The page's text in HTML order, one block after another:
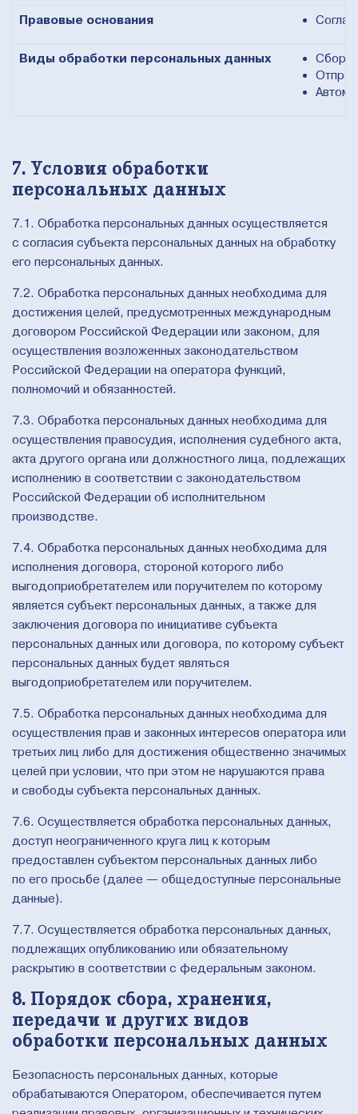
Правовые основания
Виды обработки персональных данных
Сбор,
7. Условия обработки
персональных данных
7.1. Обработка персональных данных осуществляется
с согласия субъекта персональных данных на обработку
его персональных данных.
7.2. Обработка персональных данных необходима для
достижения целей, предусмотренных международным
договором Российской Федерации или законом, для
осуществления возложенных законодательством
Российской Федерации на оператора функций,
полномочий и обязанностей.
7.3. Обработка персональных данных необходима для
осуществления правосудия, исполнения судебного акта,
акта другого органа или должностного лица, подлежащих
исполнению в соответствии с законодательством
Российской Федерации об исполнительном
производстве.
7.4. Обработка персональных данных необходима для
исполнения договора, стороной которого либо
выгодоприобретателем или поручителем по которому
является субъект персональных данных, а также для
заключения договора по инициативе субъекта
персональных данных или договора, по которому субъект
персональных данных будет являться
выгодоприобретателем или поручителем.
7.5. Обработка персональных данных необходима для
осуществления прав и законных интересов оператора или
третьих лиц либо для достижения общественно значимых
целей при условии, что при этом не нарушаются права
и свободы субъекта персональных данных.
7.6. Осуществляется обработка персональных данных,
доступ неограниченного круга лиц к которым
предоставлен субъектом персональных данных либо
по его просьбе (далее — общедоступные персональные
данные).
7.7. Осуществляется обработка персональных данных,
подлежащих опубликованию или обязательному
раскрытию в соответствии с федеральным законом.
8. Порядок сбора, хранения,
передачи и других видов
обработки персональных данных
Безопасность персональных данных, которые
обрабатываются Оператором, обеспечивается путем